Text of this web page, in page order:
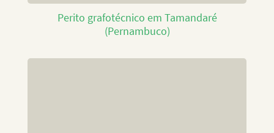
Perito grafotécnico em Tamandaré
(Pernambuco)